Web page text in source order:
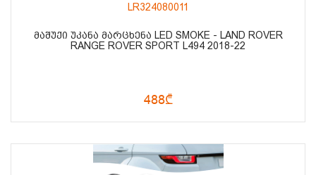
LR324080011
ᲛᲐᲨᲣᲥᲘ ᲣᲙᲐᲜᲐ ᲛᲐᲠᲪᲮᲔᲜᲐ LED SMOKE - LAND ROVER
RANGE ROVER SPORT L494 2018-22
488₾